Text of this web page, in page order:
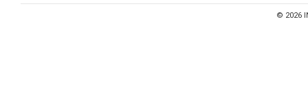
© 2026